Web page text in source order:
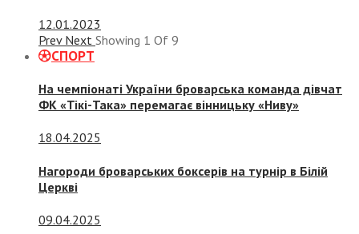
12.01.2023
Prev Next Showing 1 Of 9
СПОРТ
На чемпіонаті України броварська команда дівчат
ФК «Тікі-Така» перемагає вінницьку «Ниву»
18.04.2025
Нагороди броварських боксерів на турнір в Білій
Церкві
09.04.2025